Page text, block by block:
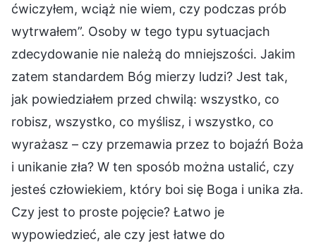
ćwiczyłem, wciąż nie wiem, czy podczas prób
wytrwałem”. Osoby w tego typu sytuacjach
zdecydowanie nie należą do mniejszości. Jakim
zatem standardem Bóg mierzy ludzi? Jest tak,
jak powiedziałem przed chwilą: wszystko, co
robisz, wszystko, co myślisz, i wszystko, co
wyrażasz – czy przemawia przez to bojaźń Boża
i unikanie zła? W ten sposób można ustalić, czy
jesteś człowiekiem, który boi się Boga i unika zła.
Czy jest to proste pojęcie? Łatwo je
wypowiedzieć, ale czy jest łatwe do